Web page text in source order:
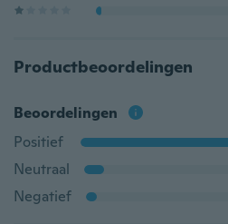
Productbeoordelingen
Beoordelingen
Positief
Neutraal
Negatief